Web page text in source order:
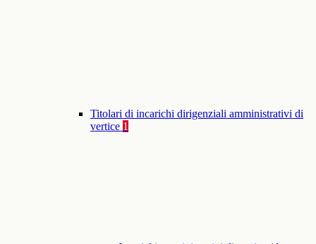
Titolari di incarichi dirigenziali amministrativi di
vertice 1